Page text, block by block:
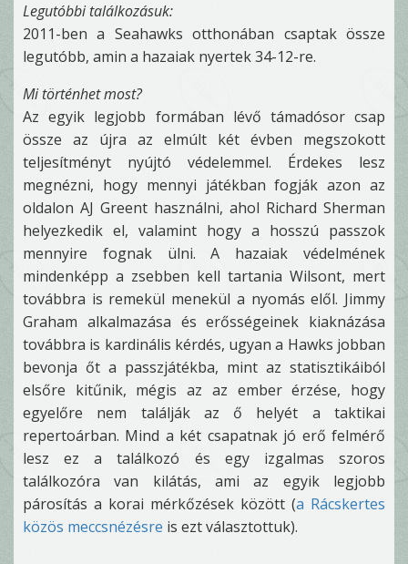
Legutóbbi találkozásuk:
2011-ben a Seahawks otthonában csaptak össze
legutóbb, amin a hazaiak nyertek 34-12-re.
Mi történhet most?
Az egyik legjobb formában lévő támadósor csap
össze az újra az elmúlt két évben megszokott
teljesítményt nyújtó védelemmel. Érdekes lesz
megnézni, hogy mennyi játékban fogják azon az
oldalon AJ Greent használni, ahol Richard Sherman
helyezkedik el, valamint hogy a hosszú passzok
mennyire fognak ülni. A hazaiak védelmének
mindenképp a zsebben kell tartania Wilsont, mert
továbbra is remekül menekül a nyomás elől. Jimmy
Graham alkalmazása és erősségeinek kiaknázása
továbbra is kardinális kérdés, ugyan a Hawks jobban
bevonja őt a passzjátékba, mint az statisztikáiból
elsőre kitűnik, mégis az az ember érzése, hogy
egyelőre nem találják az ő helyét a taktikai
repertoárban. Mind a két csapatnak jó erő felmérő
lesz ez a találkozó és egy izgalmas szoros
találkozóra van kilátás, ami az egyik legjobb
párosítás a korai mérkőzések között (a Rácskertes
közös meccsnézésre is ezt választottuk).